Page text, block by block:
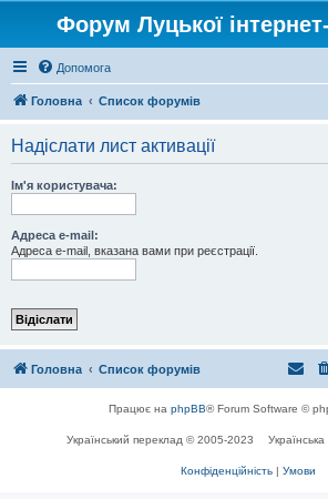
Форум Луцької
Допомога
Головна Список форумів
Надіслати лист активації
Ім'я користувача:
Адреса e-mail:
Адреса e-mail, вказана вами при реєстрації.
Головна Список форумів
Працює на phpBB® Forum Software ©
Український переклад © 2005-2023
Конфіденційність | Умови